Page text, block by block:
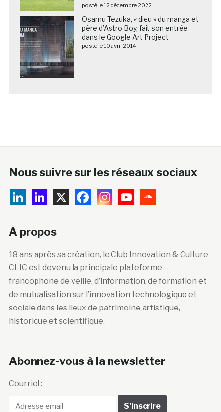
posté le 12 décembre 2022
Osamu Tezuka, « dieu » du manga et
père d’Astro Boy, fait son entrée
dans le Google Art Project
posté le 10 avril 2014
Nous suivre sur les réseaux sociaux
A propos
18 ans après sa création, le Club Innovation & Culture
CLIC est devenu la principale plateforme
francophone de veille, d’information, de formation et
de mutualisation sur l’innovation technologique et
sociale dans les lieux de patrimoine artistique,
historique et scientifique.
Abonnez-vous à la newsletter
Courriel :